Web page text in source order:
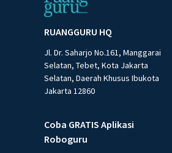
RUANGGURU HQ
Jl. Dr. Saharjo No.161, Manggarai
Selatan, Tebet, Kota Jakarta
Selatan, Daerah Khusus Ibukota
Jakarta 12860
Coba GRATIS Aplikasi
Roboguru